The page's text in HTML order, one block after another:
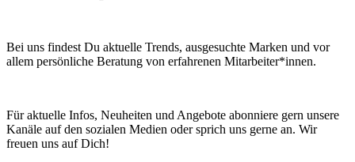
Bei uns findest Du aktuelle Trends, ausgesuchte Marken und vor
allem persönliche Beratung von erfahrenen Mitarbeiter*innen.
Für aktuelle Infos, Neuheiten und Angebote abonniere gern unsere
Kanäle auf den sozialen Medien oder sprich uns gerne an. Wir
freuen uns auf Dich!